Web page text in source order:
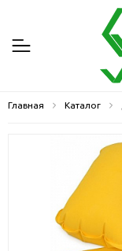
Главная Каталог